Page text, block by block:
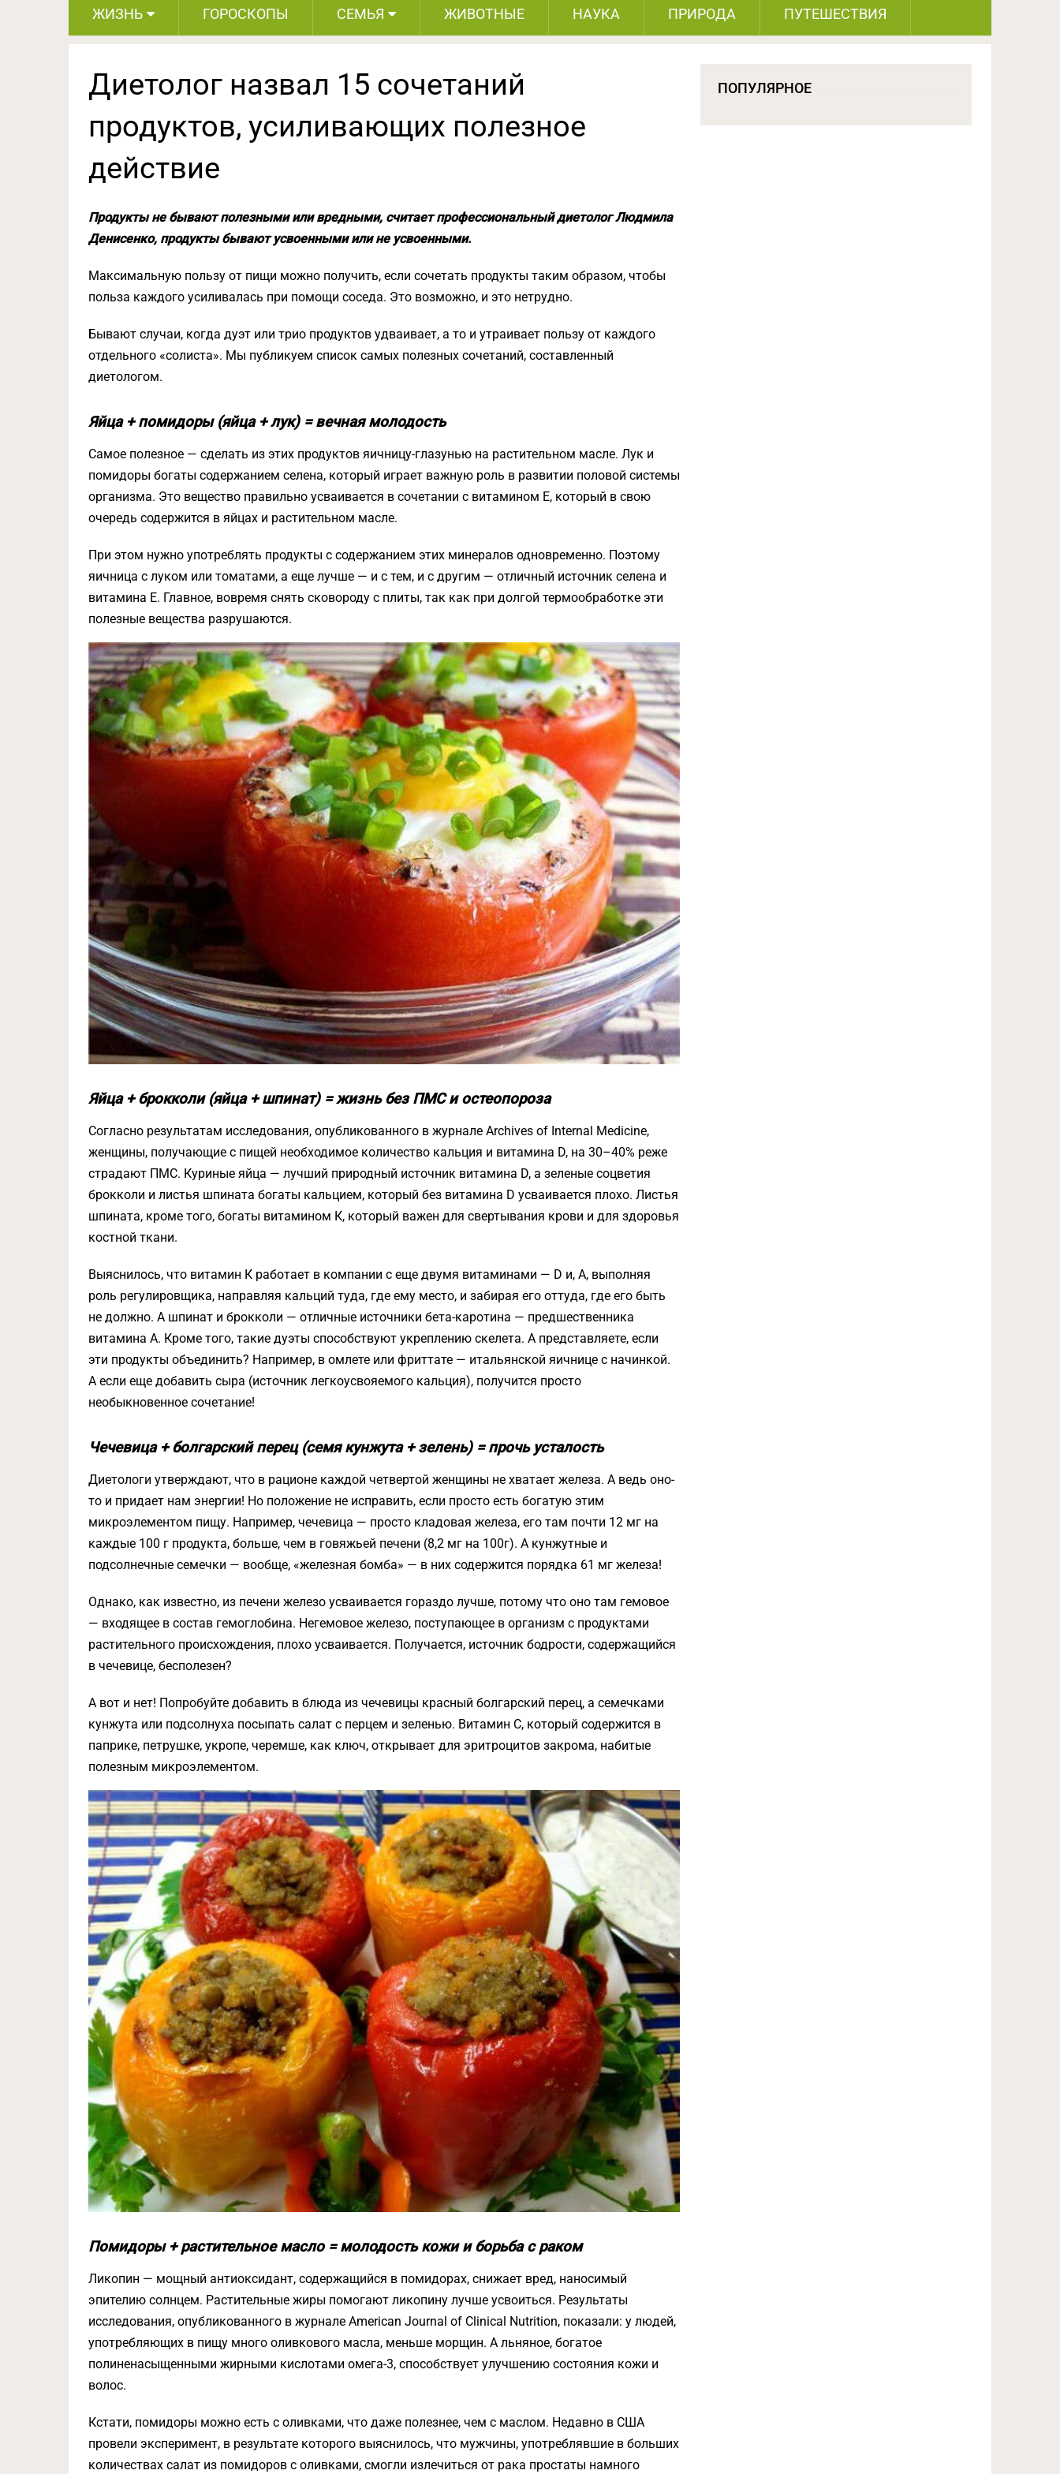
ЖИЗНЬ ГОРОСКОПЫ СЕМЬЯ ЖИВОТНЫЕ НАУКА ПРИРОДА ПУТЕШЕСТВИЯ
Диетолог назвал 15 сочетаний
продуктов, усиливающих полезное
действие
Продукты не бывают полезными или вредными, считает профессиональный диетолог Людмила
Денисенко, продукты бывают усвоенными или не усвоенными.
Максимальную пользу от пищи можно получить, если сочетать продукты таким образом, чтобы
польза каждого усиливалась при помощи соседа. Это возможно, и это нетрудно.
Бывают случаи, когда дуэт или трио продуктов удваивает, а то и утраивает пользу от каждого
отдельного «солиста». Мы публикуем список самых полезных сочетаний, составленный
диетологом.
Яйца + помидоры (яйца + лук) = вечная молодость
Самое полезное — сделать из этих продуктов яичницу-глазунью на растительном масле. Лук и
помидоры богаты содержанием селена, который играет важную роль в развитии половой системы
организма. Это вещество правильно усваивается в сочетании с витамином Е, который в свою
очередь содержится в яйцах и растительном масле.
При этом нужно употреблять продукты с содержанием этих минералов одновременно. Поэтому
яичница с луком или томатами, а еще лучше — и с тем, и с другим — отличный источник селена и
витамина Е. Главное, вовремя снять сковороду с плиты, так как при долгой термообработке эти
полезные вещества разрушаются.
Яйца + брокколи (яйца + шпинат) = жизнь без ПМС и остеопороза
Согласно результатам исследования, опубликованного в журнале Archives of Internal Medicine,
женщины, получающие с пищей необходимое количество кальция и витамина D, на 30–40% реже
страдают ПМС. Куриные яйца — лучший природный источник витамина D, а зеленые соцветия
брокколи и листья шпината богаты кальцием, который без витамина D усваивается плохо. Листья
шпината, кроме того, богаты витамином К, который важен для свертывания крови и для здоровья
костной ткани.
Выяснилось, что витамин К работает в компании с еще двумя витаминами — D и, А, выполняя
роль регулировщика, направляя кальций туда, где ему место, и забирая его оттуда, где его быть
не должно. А шпинат и брокколи — отличные источники бета-каротина — предшественника
витамина А. Кроме того, такие дуэты способствуют укреплению скелета. А представляете, если
эти продукты объединить? Например, в омлете или фриттате — итальянской яичнице с начинкой.
А если еще добавить сыра (источник легкоусвояемого кальция), получится просто
необыкновенное сочетание!
Чечевица + болгарский перец (семя кунжута + зелень) = прочь усталость
Диетологи утверждают, что в рационе каждой четвертой женщины не хватает железа. А ведь оно-
то и придает нам энергии! Но положение не исправить, если просто есть богатую этим
микроэлементом пищу. Например, чечевица — просто кладовая железа, его там почти 12 мг на
каждые 100 г продукта, больше, чем в говяжьей печени (8,2 мг на 100г). А кунжутные и
подсолнечные семечки — вообще, «железная бомба» — в них содержится порядка 61 мг железа!
Однако, как известно, из печени железо усваивается гораздо лучше, потому что оно там гемовое
— входящее в состав гемоглобина. Негемовое железо, поступающее в организм с продуктами
растительного происхождения, плохо усваивается. Получается, источник бодрости, содержащийся
в чечевице, бесполезен?
А вот и нет! Попробуйте добавить в блюда из чечевицы красный болгарский перец, а семечками
кунжута или подсолнуха посыпать салат с перцем и зеленью. Витамин С, который содержится в
паприке, петрушке, укропе, черемше, как ключ, открывает для эритроцитов закрома, набитые
полезным микроэлементом.
Помидоры + растительное масло = молодость кожи и борьба с раком
Ликопин — мощный антиоксидант, содержащийся в помидорах, снижает вред, наносимый
эпителию солнцем. Растительные жиры помогают ликопину лучше усвоиться. Результаты
исследования, опубликованного в журнале American Journal of Clinical Nutrition, показали: у людей,
употребляющих в пищу много оливкового масла, меньше морщин. А льняное, богатое
полиненасыщенными жирными кислотами омега-3, способствует улучшению состояния кожи и
волос.
Кстати, помидоры можно есть с оливками, что даже полезнее, чем с маслом. Недавно в США
провели эксперимент, в результате которого выяснилось, что мужчины, употреблявшие в больших
количествах салат из помидоров с оливками, смогли излечиться от рака простаты намного
ПОПУЛЯРНОЕ